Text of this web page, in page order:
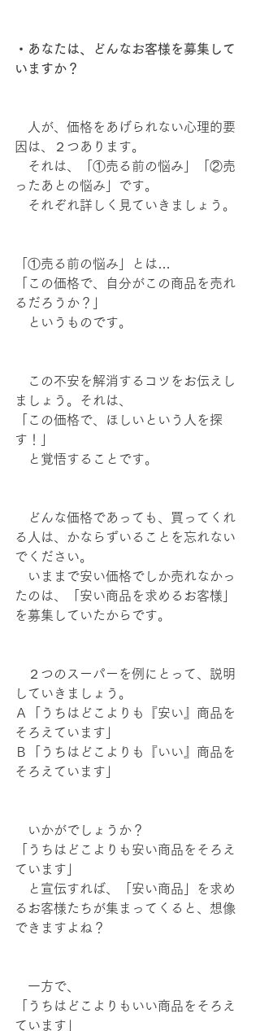
・あなたは、どんなお客様を募集して
いますか？
人が、価格をあげられない心理的要
因は、２つあります。
それは、「①売る前の悩み」「②売
ったあとの悩み」です。
それぞれ詳しく見ていきましょう。
「①売る前の悩み」とは…
「この価格で、自分がこの商品を売れ
るだろうか？」
というものです。
この不安を解消するコツをお伝えし
ましょう。それは、
「この価格で、ほしいという人を探
す！」
と覚悟することです。
どんな価格であっても、買ってくれ
る人は、かならずいることを忘れない
でください。
いままで安い価格でしか売れなかっ
たのは、「安い商品を求めるお客様」
を募集していたからです。
２つのスーパーを例にとって、説明
していきましょう。
Ａ「うちはどこよりも『安い』商品を
そろえています」
Ｂ「うちはどこよりも『いい』商品を
そろえています」
いかがでしょうか？
「うちはどこよりも安い商品をそろえ
ています」
と宣伝すれば、「安い商品」を求め
るお客様たちが集まってくると、想像
できますよね？
一方で、
「うちはどこよりもいい商品をそろえ
ています」